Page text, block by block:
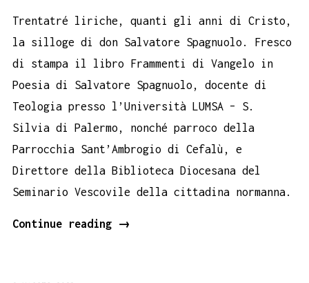
Trentatré liriche, quanti gli anni di Cristo,
la silloge di don Salvatore Spagnuolo. Fresco
di stampa il libro Frammenti di Vangelo in
Poesia di Salvatore Spagnuolo, docente di
Teologia presso l’Università LUMSA – S.
Silvia di Palermo, nonché parroco della
Parrocchia Sant’Ambrogio di Cefalù, e
Direttore della Biblioteca Diocesana del
Seminario Vescovile della cittadina normanna.
Continue reading
Frammenti
→